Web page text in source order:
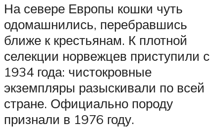
На севере Европы кошки чуть
одомашнились, перебравшись
ближе к крестьянам. К плотной
селекции норвежцев приступили с
1934 года: чистокровные
экземпляры разыскивали по всей
стране. Официально породу
признали в 1976 году.